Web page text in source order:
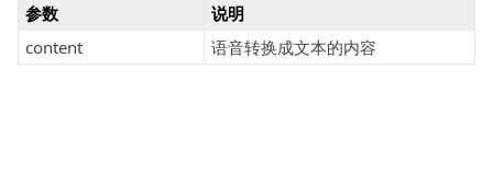
参数
说明
content
语音转换成文本的内容